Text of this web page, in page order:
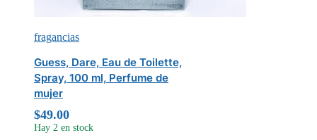
fragancias
Guess, Dare, Eau de Toilette,
Spray, 100 ml, Perfume de
mujer
$49.00
Hay 2 en stock